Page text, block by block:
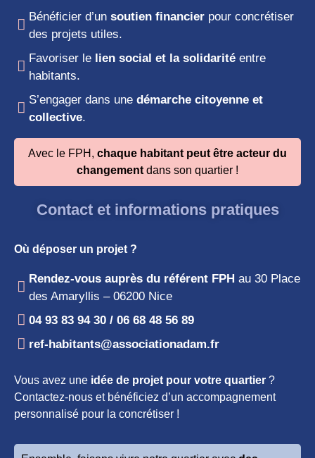
Bénéficier d’un soutien financier pour concrétiser
des projets utiles.
Favoriser le lien social et la solidarité entre
habitants.
S’engager dans une démarche citoyenne et
collective.
Avec le FPH, chaque habitant peut être acteur du
changement dans son quartier !
Contact et informations pratiques
Où déposer un projet ?
Rendez-vous auprès du référent FPH au 30 Place
des Amaryllis – 06200 Nice
04 93 83 94 30 / 06 68 48 56 89
ref-habitants@associationadam.fr
Vous avez une idée de projet pour votre quartier ?
Contactez-nous et bénéficiez d’un accompagnement
personnalisé pour la concrétiser !